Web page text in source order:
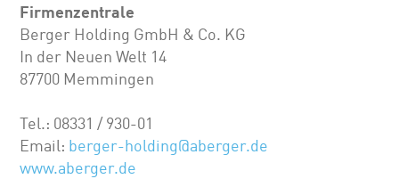
Firmenzentrale
Berger Holding GmbH & Co. KG
In der Neuen Welt 14
87700 Memmingen
Tel.: 08331 / 930-01
Email: berger-holding@aberger.de
www.aberger.de